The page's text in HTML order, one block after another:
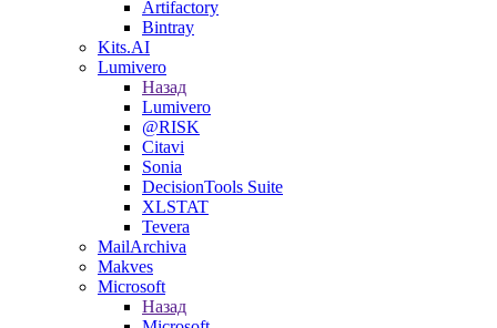
Artifactory
Bintray
Kits.AI
Lumivero
Назад
Lumivero
@RISK
Citavi
Sonia
DecisionTools Suite
XLSTAT
Tevera
MailArchiva
Makves
Microsoft
Назад